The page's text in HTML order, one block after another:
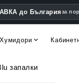
до Българияза
Хумидори
запалки